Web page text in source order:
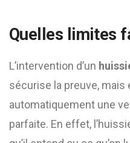
Quelles limites
L’intervention d’un
sécurise la preuve,
automatiquement une
parfaite. En effet,